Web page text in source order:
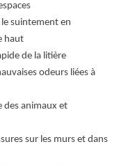
suintement en
haut
de la litière
odeurs liées à
des animaux et
sur les murs et dans